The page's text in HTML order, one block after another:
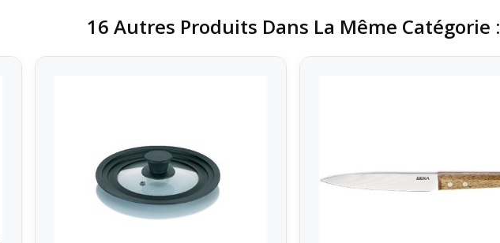
16 Autres Produits Dans La Même Catégorie :